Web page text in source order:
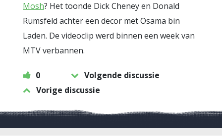
Mosh? Het toonde Dick Cheney en Donald
Rumsfeld achter een decor met Osama bin
Laden. De videoclip werd binnen een week van
MTV verbannen.
0
Volgende discussie
Vorige discussie